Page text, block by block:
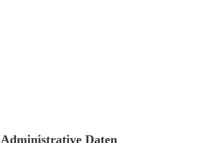
Administrative Daten